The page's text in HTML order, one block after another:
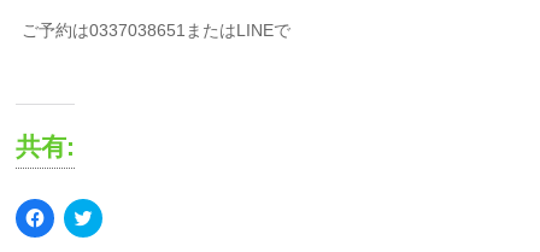
ご予約は0337038651またはLINEで
共有:
Facebook
で
ク
リ